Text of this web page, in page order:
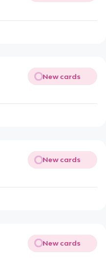
New cards
New cards
New cards